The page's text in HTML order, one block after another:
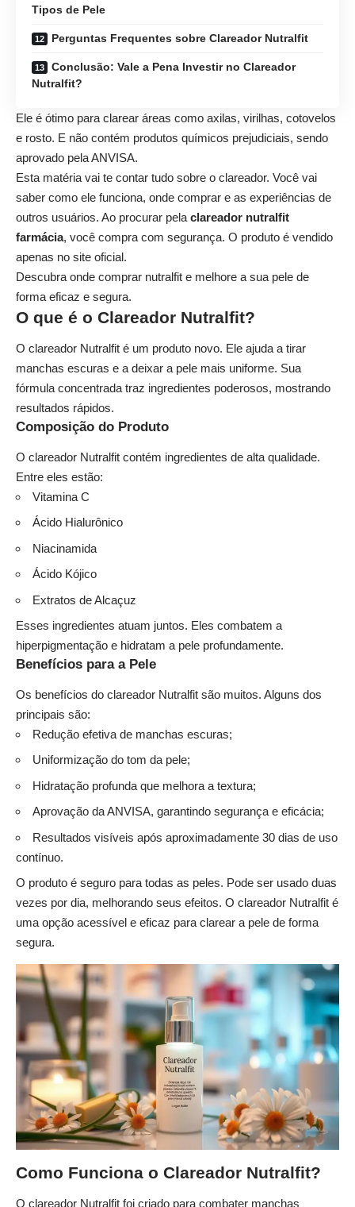
Tipos de Pele
Perguntas Frequentes sobre Clareador Nutralfit
Conclusão: Vale a Pena Investir no Clareador
Nutralfit?
Ele é ótimo para clarear áreas como axilas, virilhas, cotovelos
e rosto. E não contém produtos químicos prejudiciais, sendo
aprovado pela ANVISA.
Esta matéria vai te contar tudo sobre o clareador. Você vai
saber como ele funciona, onde comprar e as experiências de
outros usuários. Ao procurar pela clareador nutralfit
farmácia, você compra com segurança. O produto é vendido
apenas no site oficial.
Descubra onde comprar nutralfit e melhore a sua pele de
forma eficaz e segura.
O que é o Clareador Nutralfit?
O clareador Nutralfit é um produto novo. Ele ajuda a tirar
manchas escuras e a deixar a pele mais uniforme. Sua
fórmula concentrada traz ingredientes poderosos, mostrando
resultados rápidos.
Composição do Produto
O clareador Nutralfit contém ingredientes de alta qualidade.
Entre eles estão:
Vitamina C
Ácido Hialurônico
Niacinamida
Ácido Kójico
Extratos de Alcaçuz
Esses ingredientes atuam juntos. Eles combatem a
hiperpigmentação e hidratam a pele profundamente.
Benefícios para a Pele
Os benefícios do clareador Nutralfit são muitos. Alguns dos
principais são:
Redução efetiva de manchas escuras;
Uniformização do tom da pele;
Hidratação profunda que melhora a textura;
Aprovação da ANVISA, garantindo segurança e eficácia;
Resultados visíveis após aproximadamente 30 dias de uso
contínuo.
O produto é seguro para todas as peles. Pode ser usado duas
vezes por dia, melhorando seus efeitos. O clareador Nutralfit é
uma opção acessível e eficaz para clarear a pele de forma
segura.
Como Funciona o Clareador Nutralfit?
O clareador Nutralfit foi criado para combater manchas